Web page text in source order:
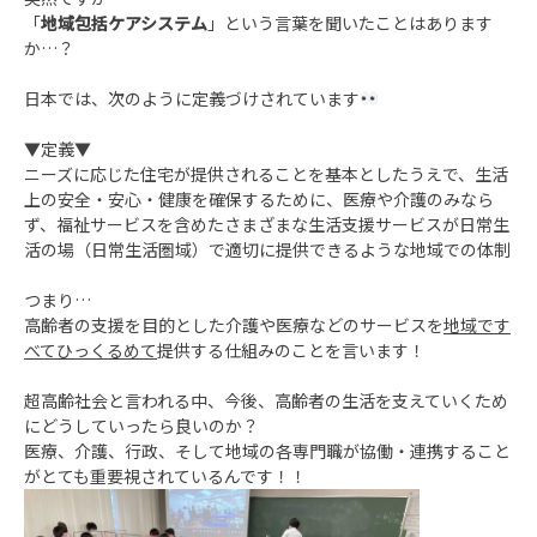
「地域包括ケアシステム 」という言葉を聞いたことはあります
か…？
日本では、次のように定義づけされています
▼定義▼
ニーズに応じた住宅が提供されることを基本としたうえで、生活
上の安全・安心・健康を確保するために、医療や介護のみなら
ず、福祉サービスを含めたさまざまな生活支援サービスが日常生
活の場（日常生活圏域）で適切に提供できるような地域での体制
つまり…
高齢者の支援を目的とした介護や医療などのサービスを地域です
べてひっくるめて提供する仕組みのことを言います！
超高齢社会と言われる中、今後、高齢者の生活を支えていくため
にどうしていったら良いのか？
医療、介護、行政、そして地域の各専門職が協働・連携すること
がとても重要視されているんです！！